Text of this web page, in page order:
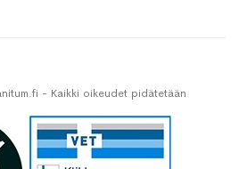
- Kaikki oikeudet pidätetään